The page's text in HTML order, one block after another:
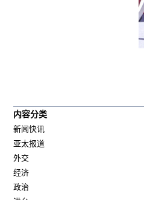
内容分类
新闻快讯
亚太报道
外交
经济
政治